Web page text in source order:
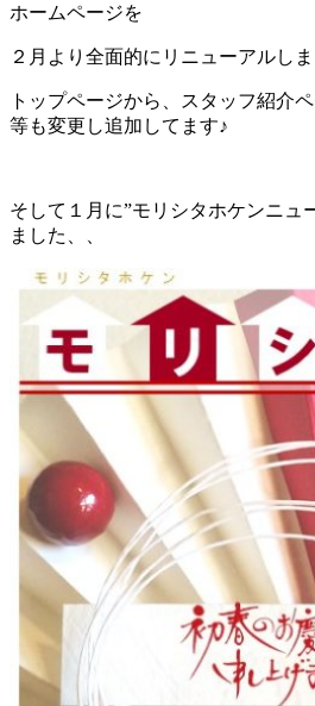
ホームページを
２月より全面的にリニューアルし
トップページから、スタッフ紹介
等も変更し追加してます♪
そして１月に”モリシタホケンニュ
ました、、